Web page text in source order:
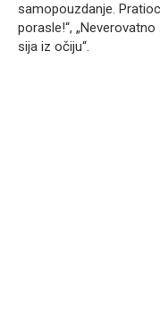
samopouzdanje.
porasle!“,
sija iz očiju“.